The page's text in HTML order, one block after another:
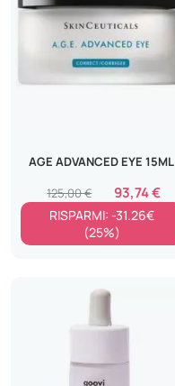
AGE ADVANCED EYE 15ML
93,74 €
125,00 €
RISPARMI: -31.26€
(25%)